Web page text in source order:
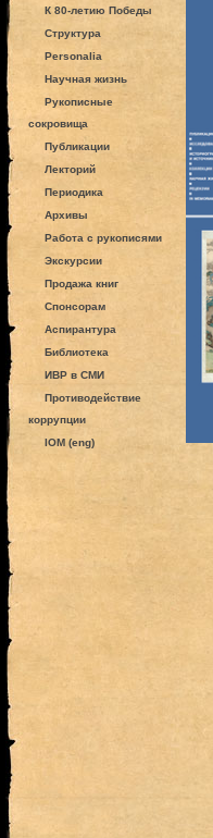
К 80-летию Победы
Структура
Personalia
Научная жизнь
Рукописные
сокровища
Публикации
Лекторий
Периодика
Архивы
Работа с рукописями
Экскурсии
Продажа книг
Спонсорам
Аспирантура
Библиотека
ИВР в СМИ
Противодействие
коррупции
IOM (eng)